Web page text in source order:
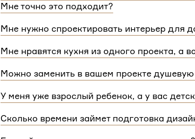
Мне точно это подходит?
интерьера на нашем сайте может быть
Мне нужно спроектировать интерьер для
зависит от площади. Однако если у вас в доме
Мне нравятся кухня из одного проекта, а
концепции. Такая корректировка будет стоить3
Можно заменить в вашем проекте
У меня уже взрослый ребенок, а у вас
Сколько времени займет подготовка